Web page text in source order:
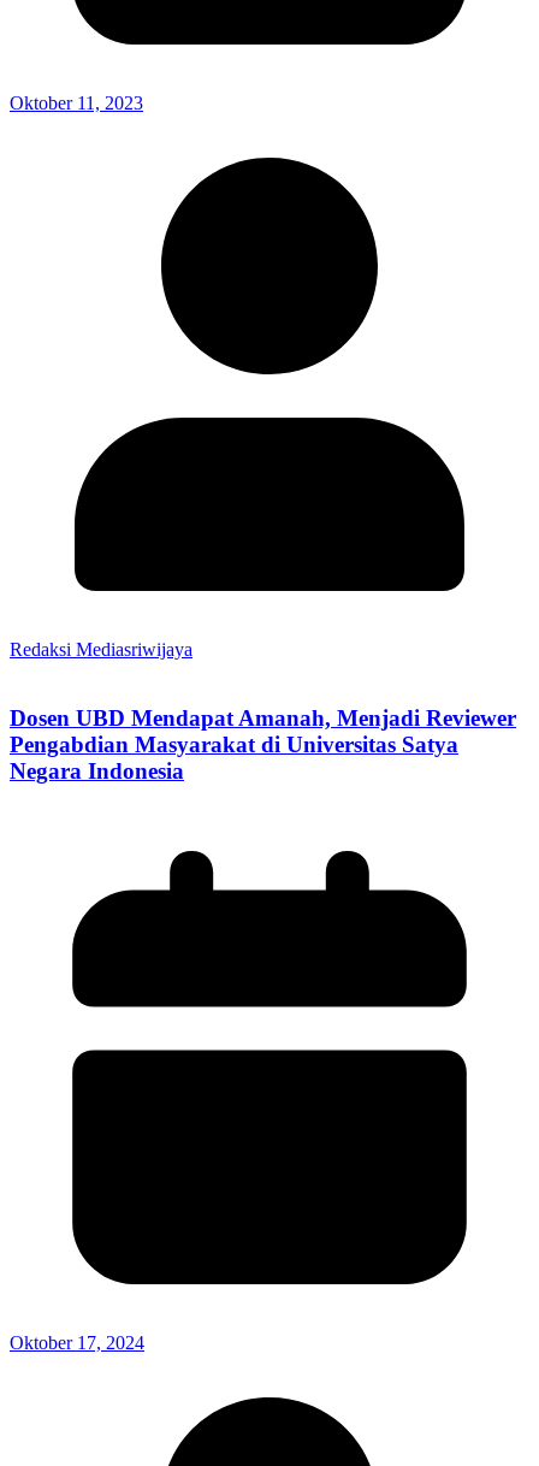
Oktober 11, 2023
Redaksi Mediasriwijaya
Dosen UBD Mendapat Amanah, Menjadi Reviewer
Pengabdian Masyarakat di Universitas Satya
Negara Indonesia
Oktober 17, 2024